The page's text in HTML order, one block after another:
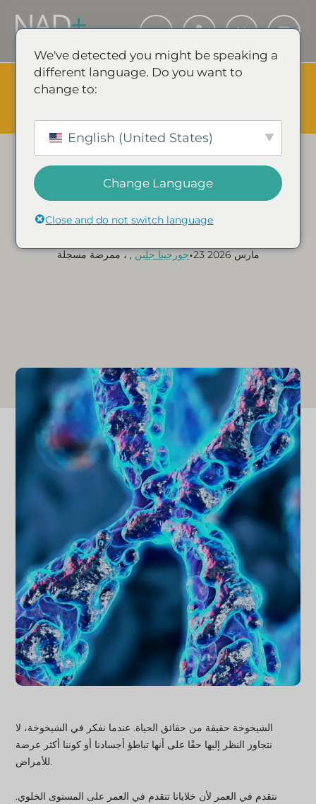
The Summer Sale is Live. Save up to 45% - Try for less or
الفئة: أدلة ومقالات نمط الحياة
كيف تطيل التيلوميرات
جورجينا جلين, ، ممرضة مسجلة • 23 مارس 2026
الشيخوخة حقيقة من حقائق الحياة. عندما نفكر في الشيخوخة، لا
نتجاوز النظر إليها حقًا على أنها تباطؤ أجسادنا أو كوننا أكثر عرضة
للأمراض.
نتقدم في العمر لأن خلايانا تتقدم في العمر على المستوى الخلوي.
We've detected you might be speaking a
different language. Do you want to
change to:
English (United States)
Change Language
Close and do not switch language